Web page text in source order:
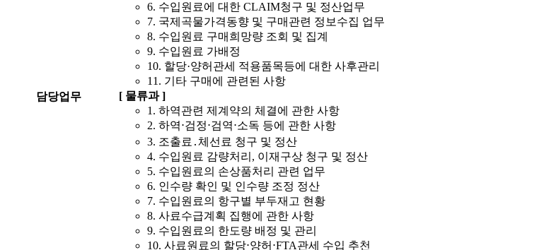
담당업무
6. 수입원료에 대한 CLAIM청구 및 정산업무
7. 국제곡물가격동향 및 구매관련 정보수집 업무
8. 수입원료 구매희망량 조회 및 집계
9. 수입원료 가배정
10. 할당·양허관세 적용품목등에 대한 사후관리
11. 기타 구매에 관련된 사항
[ 물류과 ]
1. 하역관련 제계약의 체결에 관한 사항
2. 하역⋅검정⋅검역⋅소독 등에 관한 사항
3. 조출료․체선료 청구 및 정산
4. 수입원료 감량처리, 이재구상 청구 및 정산
5. 수입원료의 손상품처리 관련 업무
6. 인수량 확인 및 인수량 조정 정산
7. 수입원료의 항구별 부두재고 현황
8. 사료수급계획 집행에 관한 사항
9. 수입원료의 한도량 배정 및 관리
10. 사료원료의 할당⋅양허⋅FTA관세 수입 추천